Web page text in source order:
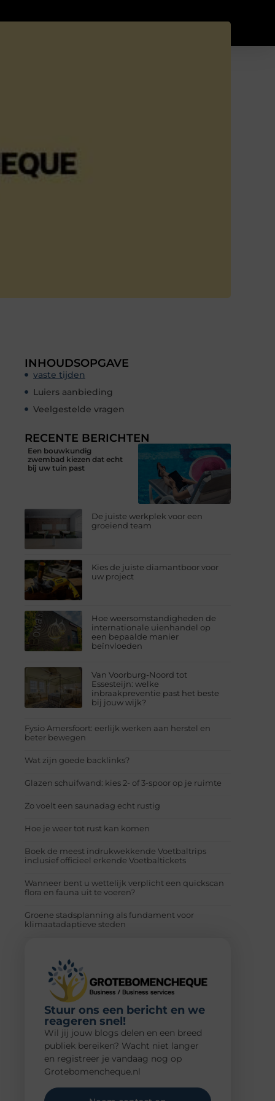
INHOUDSOPGAVE
vaste tijden
Luiers aanbieding
Veelgestelde vragen
RECENTE BERICHTEN
Een bouwkundig
zwembad kiezen dat echt
bij uw tuin past
De juiste werkplek voor een
groeiend team
Kies de juiste diamantboor voor
uw project
Hoe weersomstandigheden de
internationale uienhandel op
een bepaalde manier
beïnvloeden
Van Voorburg-Noord tot
Essesteijn: welke
inbraakpreventie past het beste
bij jouw wijk?
Fysio Amersfoort: eerlijk werken aan herstel en
beter bewegen
Wat zijn goede backlinks?
Glazen schuifwand: kies 2- of 3-spoor op je ruimte
Zo voelt een saunadag echt rustig
Hoe je weer tot rust kan komen
Boek de meest indrukwekkende Voetbaltrips
inclusief officieel erkende Voetbaltickets
Wanneer bent u wettelijk verplicht een quickscan
flora en fauna uit te voeren?
Groene stadsplanning als fundament voor
klimaatadaptieve steden
Stuur ons een bericht en we
reageren snel!
Wil jij jouw blogs delen en een breed
publiek bereiken? Wacht niet langer
en registreer je vandaag nog op
Grotebomencheque.nl